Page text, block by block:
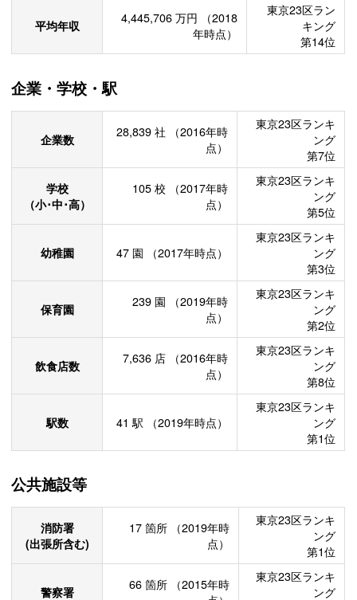
平均年収 4,445,706 万円
（2018
年時点）
東京23区ラン
キング
第14位
企業・学校・駅
企業数 28,839 社
（2016年時
点）
東京23区ランキ
ング
第7位
学校
（小･中･高）
105 校
（2017年時
点）
東京23区ランキ
ング
第5位
幼稚園 47 園 （2017年時点）
東京23区ランキ
ング
第3位
保育園 239 園
（2019年時
点）
東京23区ランキ
ング
第2位
飲食店数 7,636 店
（2016年時
点）
東京23区ランキ
ング
第8位
駅数 41 駅 （2019年時点）
東京23区ランキ
ング
第1位
公共施設等
消防署
(出張所含む)
17 箇所
（2019年時
点）
東京23区ランキ
ング
第1位
警察署 66 箇所
（2015年時
東京23区ランキ
ング